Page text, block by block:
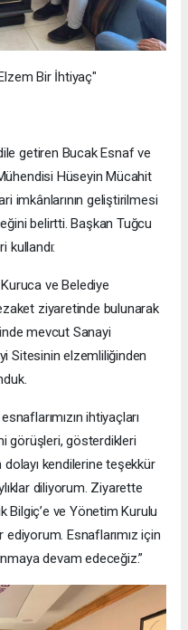
Bir İhtiyaç"
getiren Bucak Esnaf ve
Hüseyin Mücahit
imkânlarının geliştirilmesi
belirtti. Başkan Tuğcu
kullandı:
Kuruca ve Belediye
ziyaretinde bulunarak
mevcut Sanayi
Sitesinin elzemliliğinden
ihtiyaçları
görüşleri, gösterdikleri
kendilerine teşekkür
diliyorum. Ziyarette
Bilgiç’e ve Yönetim Kurulu
ediyorum. Esnaflarımız için
devam edeceğiz.”